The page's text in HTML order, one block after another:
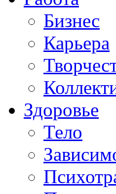
Бизнес
Карьера
Здоровье
Тело